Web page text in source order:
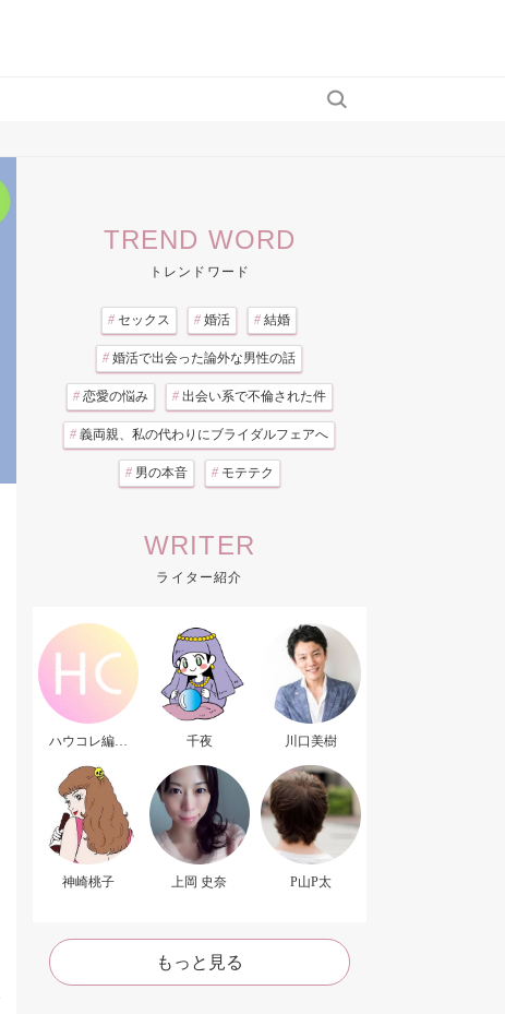
TREND WORD
トレンドワード
# セックス # 婚活 # 結婚
# 婚活で出会った論外な男性の話
# 恋愛の悩み # 出会い系で不倫された件
# 義両親、私の代わりにブライダルフェアへ
# 男の本音 # モテテク
WRITER
ライター紹介
ハウコレ編集
千夜 川口美樹
神崎桃子 上岡 史奈 P山P太
もっと見る